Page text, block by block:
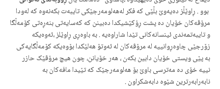
بوو . ڕاوێڵز ده‌یه‌‌وێ بڵێی که‌ فکر له‌هه‌لومه‌رجێکی تایبه‌ت بکه‌نه‌وه‌ که‌ له‌و‌دا
مرۆڤه‌کان خۆیان ده‌ پشت ڕۆکێشیکدا ده‌بینن که‌ که‌سایه‌تی بنه‌ڕه‌تی کۆمه‌ڵگا
و تایبه‌تمه‌ندی ئینسانه‌کانی تێدا شاراوه‌یه‌ . به‌ باوه‌ڕی ڕاوێلز ،ئه‌وه‌یکه‌
زۆرجێی چاوه‌ڕوانییه‌ له‌ مرۆڤه‌کان له‌ ئه‌وتۆ هه‌لێکدا بۆوه‌یکه‌ کۆمه‌ڵگایه‌کی
به‌ پێی ویستی خۆیان دابین بکه‌ن ، هه‌ر خۆیانن، چون هیچ مرۆڤێک حازر
نییه‌ خۆی ده‌ مه‌ترسی باوێ بۆ هه‌لومه‌رجێک که‌ تێیدا مافه‌کان به‌
نابه‌رابه‌رترین شێوه‌ دابه‌شکراون .